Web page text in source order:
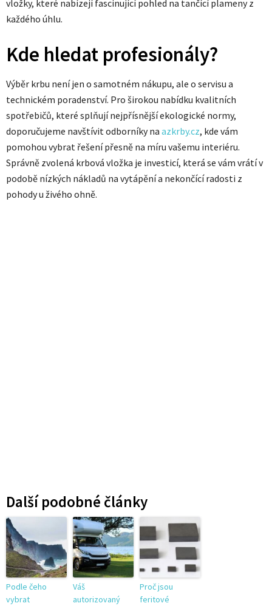
vložky, které nabízejí fascinující pohled na tančící plameny z
každého úhlu.
Kde hledat profesionály?
Výběr krbu není jen o samotném nákupu, ale o servisu a
technickém poradenství. Pro širokou nabídku kvalitních
spotřebičů, které splňují nejpřísnější ekologické normy,
doporučujeme navštívit odborníky na azkrby.cz, kde vám
pomohou vybrat řešení přesně na míru vašemu interiéru.
Správně zvolená krbová vložka je investicí, která se vám vrátí v
podobě nízkých nákladů na vytápění a nekončící radosti z
pohody u živého ohně.
Další podobné články
Podle čeho
vybrat
Váš
autorizovaný
Proč jsou
feritové